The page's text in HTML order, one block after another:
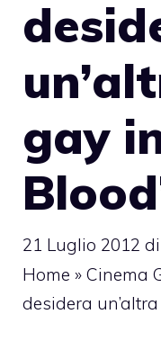
gay
21 Luglio 2012 di
Home » Cinema
desidera